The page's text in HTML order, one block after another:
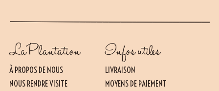
La Plantation
À PROPOS DE NOUS
NOUS RENDRE VISITE
Infos utiles
LIVRAISON
MOYENS DE PAIEMENT